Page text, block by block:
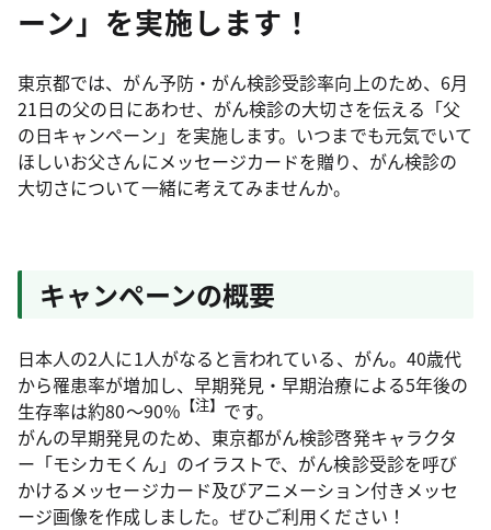
ーン」を実施します！
東京都では、がん予防・がん検診受診率向上のため、6月
21日の父の日にあわせ、がん検診の大切さを伝える「父
の日キャンペーン」を実施します。いつまでも元気でいて
ほしいお父さんにメッセージカードを贈り、がん検診の
大切さについて一緒に考えてみませんか。
キャンペーンの概要
日本人の2人に1人がなると言われている、がん。40歳代
から罹患率が増加し、早期発見・早期治療による5年後の
生存率は約80～90％ 【注】 です。
がんの早期発見のため、東京都がん検診啓発キャラクタ
ー「モシカモくん」のイラストで、がん検診受診を呼び
かけるメッセージカード及びアニメーション付きメッセ
ージ画像を作成しました。ぜひご利用ください！